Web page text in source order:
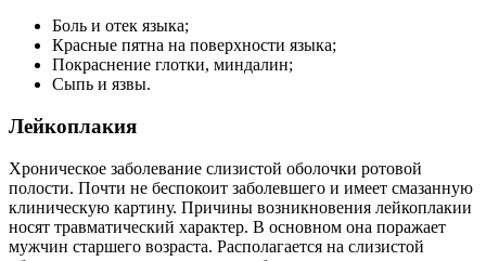
Боль и отек языка;
Красные пятна на поверхности языка;
Покраснение глотки, миндалин;
Сыпь и язвы.
Лейкоплакия
Хроническое заболевание слизистой оболочки ротовой
полости. Почти не беспокоит заболевшего и имеет смазанную
клиническую картину. Причины возникновения лейкоплакии
носят травматический характер. В основном она поражает
мужчин старшего возраста. Располагается на слизистой